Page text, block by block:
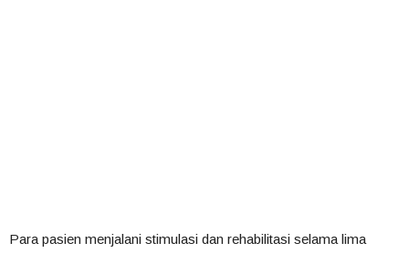
Para pasien menjalani stimulasi dan rehabilitasi selama lima